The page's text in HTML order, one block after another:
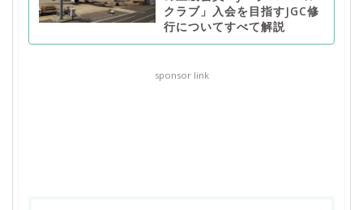
クラブ」入会を目指すJGC修
行についてすべて解説
sponsor link